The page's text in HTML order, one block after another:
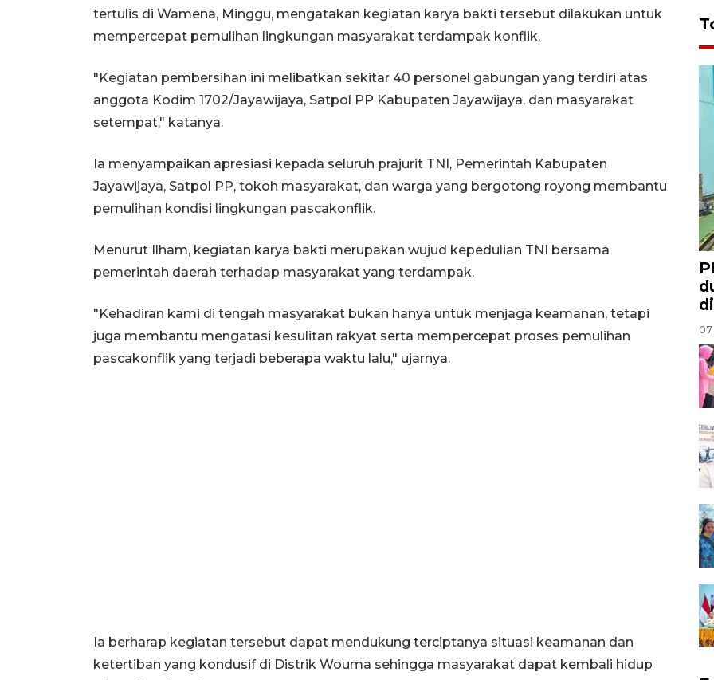
tertulis di Wamena, Minggu, mengatakan kegiatan karya bakti tersebut dilakukan untuk
mempercepat pemulihan lingkungan masyarakat terdampak konflik.
"Kegiatan pembersihan ini melibatkan sekitar 40 personel gabungan yang terdiri atas
anggota Kodim 1702/Jayawijaya, Satpol PP Kabupaten Jayawijaya, dan masyarakat
setempat," katanya.
Ia menyampaikan apresiasi kepada seluruh prajurit TNI, Pemerintah Kabupaten
Jayawijaya, Satpol PP, tokoh masyarakat, dan warga yang bergotong royong membantu
pemulihan kondisi lingkungan pascakonflik.
Menurut Ilham, kegiatan karya bakti merupakan wujud kepedulian TNI bersama
pemerintah daerah terhadap masyarakat yang terdampak.
"Kehadiran kami di tengah masyarakat bukan hanya untuk menjaga keamanan, tetapi
juga membantu mengatasi kesulitan rakyat serta mempercepat proses pemulihan
pascakonflik yang terjadi beberapa waktu lalu," ujarnya.
Ia berharap kegiatan tersebut dapat mendukung terciptanya situasi keamanan dan
ketertiban yang kondusif di Distrik Wouma sehingga masyarakat dapat kembali hidup
07